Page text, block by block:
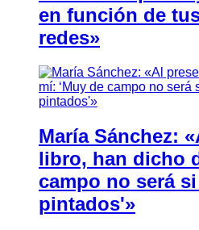
en función de
redes»
María Sánchez:
libro, han dicho
campo no será
pintados'»